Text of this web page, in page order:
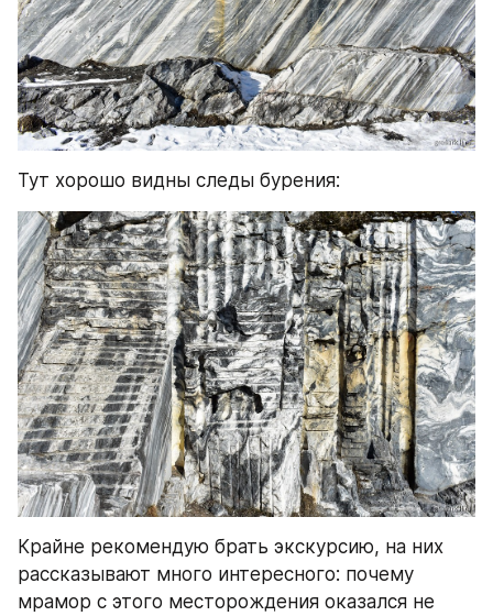
Тут хорошо видны следы бурения:
Крайне рекомендую брать экскурсию, на них
рассказывают много интересного: почему
мрамор с этого месторождения оказался не